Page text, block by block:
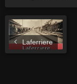
Laferriere